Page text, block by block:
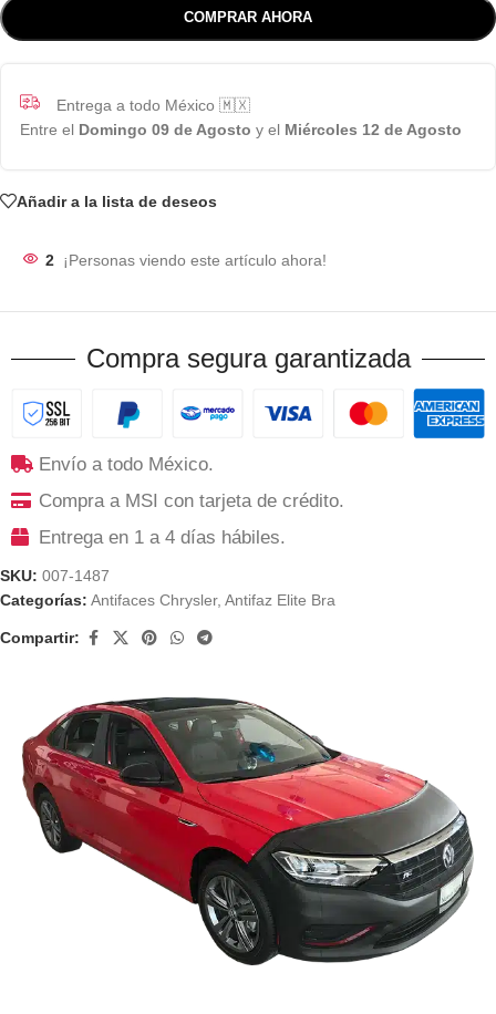
COMPRAR AHORA
Entrega a todo México 🇲🇽
Entre el Domingo 09 de Agosto y el Miércoles 12 de Agosto
Añadir a la lista de deseos
2 ¡Personas viendo este artículo ahora!
Compra segura garantizada
Envío a todo México.
Compra a MSI con tarjeta de crédito.
Entrega en 1 a 4 días hábiles.
SKU: 007-1487
Categorías: Antifaces Chrysler, Antifaz Elite Bra
Compartir: